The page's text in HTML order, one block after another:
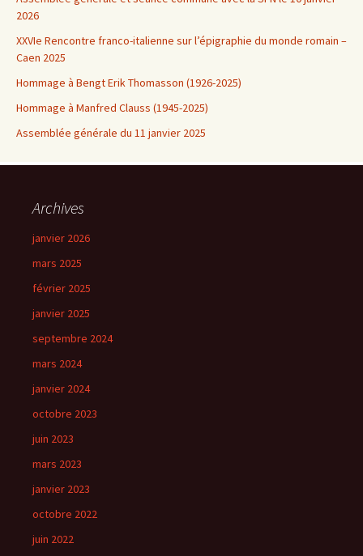
2026
XXVIe Rencontre franco-italienne sur l’épigraphie du monde romain –
Caen 2025
Hommage à Bengt Erik Thomasson (1926-2025)
Hommage à Manfred Clauss (1945-2025)
Assemblée générale du 11 janvier 2025
Archives
janvier 2026
mars 2025
février 2025
janvier 2025
septembre 2024
mars 2024
janvier 2024
octobre 2023
juin 2023
mars 2023
janvier 2023
octobre 2022
juin 2022